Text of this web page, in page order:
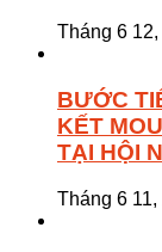
Tháng 6
BƯỚC
KẾT
TẠI HỘI
Tháng 6 11,